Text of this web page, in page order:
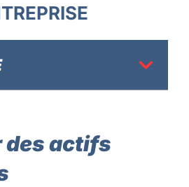
des actifs